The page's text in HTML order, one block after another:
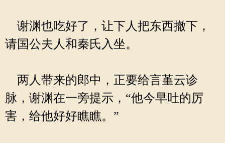
谢渊也吃好了，让下人把东西撤下，
请国公夫人和秦氏入坐。
两人带来的郎中，正要给言堇云诊
脉，谢渊在一旁提示，“他今早吐的厉
害，给他好好瞧瞧。”